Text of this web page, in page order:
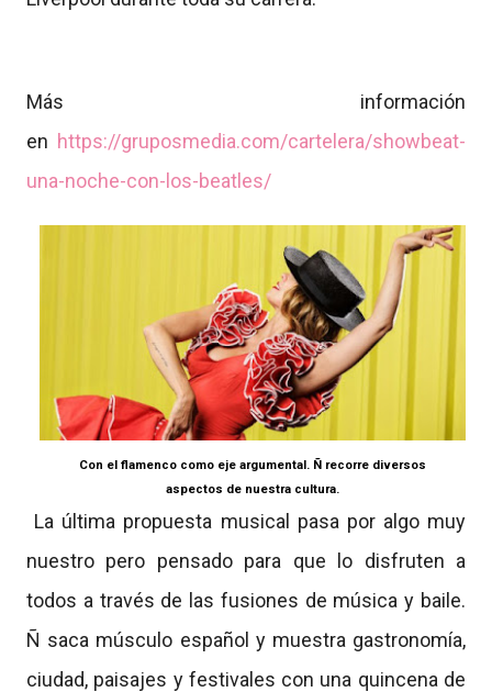
Más información
en https://gruposmedia.com/cartelera/showbeat-
una-noche-con-los-beatles/
Con el flamenco como eje argumental. Ñ recorre diversos
aspectos de nuestra cultura.
La última propuesta musical pasa por algo muy
nuestro pero pensado para que lo disfruten a
todos a través de las fusiones de música y baile.
Ñ saca músculo español y muestra gastronomía,
ciudad, paisajes y festivales con una quincena de